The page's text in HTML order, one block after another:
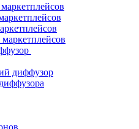
диффузор